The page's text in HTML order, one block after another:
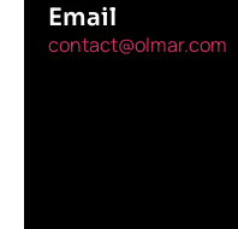
Email
contact@olmar.com